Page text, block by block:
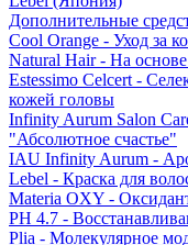
Дополнительные
Cool Orange - Уход за
Natural Hair - На
Estessimo Celcert -
кожей головы
Infinity Aurum Salon
"Абсолютное счастье"
IAU Infinity Aurum -
Lebel - Краска для
Materia OXY -
PH 4.7 -
Plia - Молекулярное